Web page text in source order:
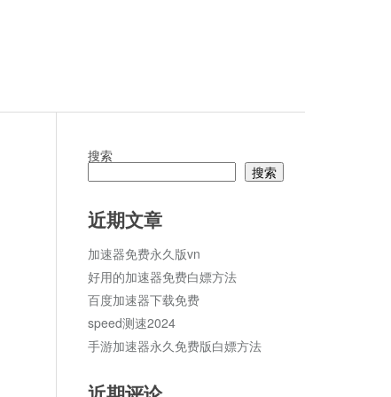
搜索
搜索
近期文章
加速器免费永久版vn
好用的加速器免费白嫖方法
百度加速器下载免费
speed测速2024
手游加速器永久免费版白嫖方法